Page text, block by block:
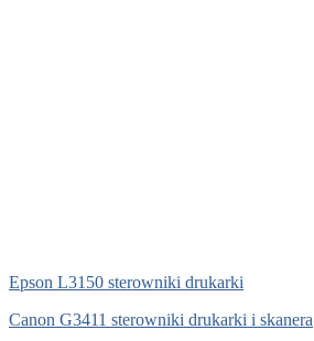
Epson L3150 sterowniki drukarki
Canon G3411 sterowniki drukarki i skanera